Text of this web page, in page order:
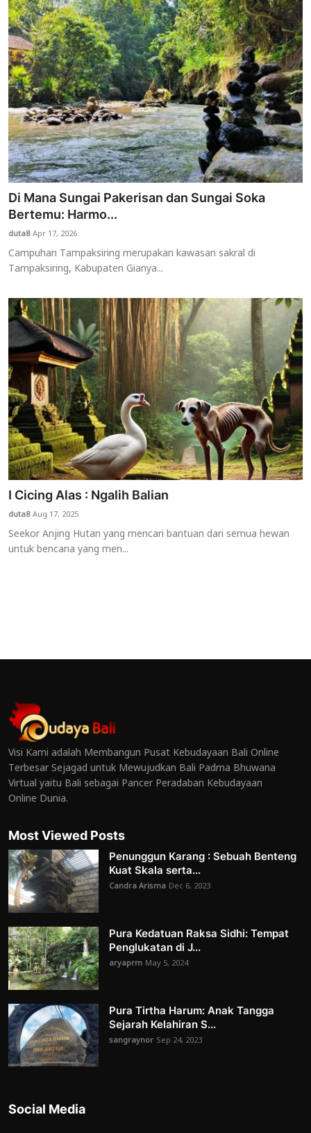
Di Mana Sungai Pakerisan dan Sungai Soka
Bertemu: Harmo...
duta8Apr 17, 2026
Campuhan Tampaksiring merupakan kawasan sakral di
Tampaksiring, Kabupaten Gianya...
I Cicing Alas : Ngalih Balian
duta8Aug 17, 2025
Seekor Anjing Hutan yang mencari bantuan dari semua hewan
untuk bencana yang men...
Visi Kami adalah Membangun Pusat Kebudayaan Bali Online
Terbesar Sejagad untuk Mewujudkan Bali Padma Bhuwana
Virtual yaitu Bali sebagai Pancer Peradaban Kebudayaan
Online Dunia.
Most Viewed Posts
Penunggun Karang : Sebuah Benteng
Kuat Skala serta...
Candra Arisma Dec 6, 2023
Pura Kedatuan Raksa Sidhi: Tempat
Penglukatan di J...
aryaprm May 5, 2024
Pura Tirtha Harum: Anak Tangga
Sejarah Kelahiran S...
sangraynor Sep 24, 2023
Social Media